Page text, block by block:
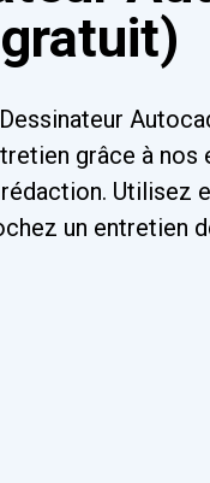
grâce à
Utilisez
un entretien